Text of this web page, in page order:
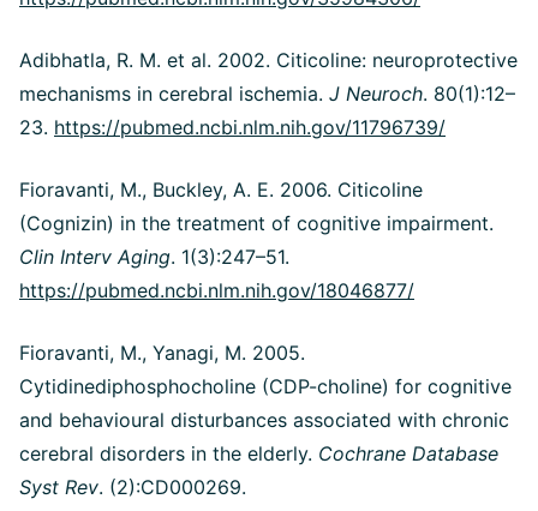
Adibhatla, R. M. et al. 2002. Citicoline: neuroprotective
mechanisms in cerebral ischemia. J Neuroch. 80(1):12–
23. https://pubmed.ncbi.nlm.nih.gov/11796739/
Fioravanti, M., Buckley, A. E. 2006. Citicoline
(Cognizin) in the treatment of cognitive impairment.
Clin Interv Aging. 1(3):247–51.
https://pubmed.ncbi.nlm.nih.gov/18046877/
Fioravanti, M., Yanagi, M. 2005.
Cytidinediphosphocholine (CDP-choline) for cognitive
and behavioural disturbances associated with chronic
cerebral disorders in the elderly. Cochrane Database
Syst Rev. (2):CD000269.